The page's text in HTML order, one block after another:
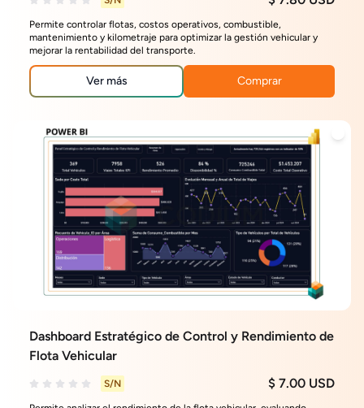
Permite controlar flotas, costos operativos, combustible,
mantenimiento y kilometraje para optimizar la gestión vehicular y
mejorar la rentabilidad del transporte.
Ver más Comprar
Dashboard Estratégico de Control y Rendimiento de
Flota Vehicular
S/N $ 7.00 USD